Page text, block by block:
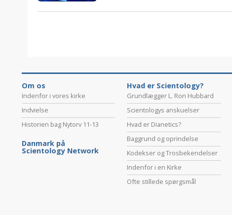
Om os
Indenfor i vores kirke
Indvielse
Historien bag Nytorv 11-13
Danmark på
Scientology Network
Hvad er Scientology?
Grundlægger L. Ron Hubbard
Scientologys anskuelser
Hvad er Dianetics?
Baggrund og oprindelse
Kodekser og Trosbekendelser
Indenfor i en Kirke
Ofte stillede spørgsmål